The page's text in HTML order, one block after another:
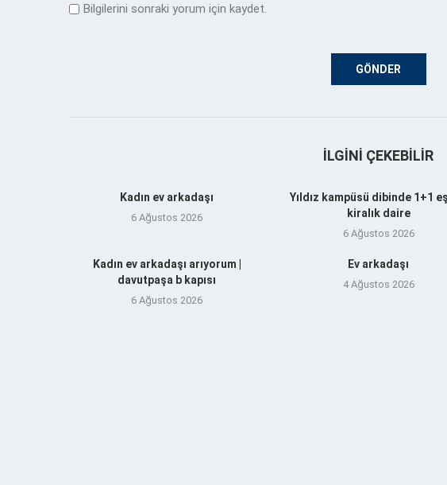
Bilgilerini sonraki yorum için kaydet.
İLGINI ÇEKEBILIR
Kadın ev arkadaşı
6 Ağustos 2026
Yıldız kampüsü dibinde 1+1
kiralık daire
6 Ağustos 2026
Kadın ev arkadaşı arıyorum |
davutpaşa b kapısı
6 Ağustos 2026
Ev arkadaşı
4 Ağustos 2026